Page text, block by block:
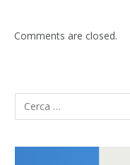
Comments are closed.